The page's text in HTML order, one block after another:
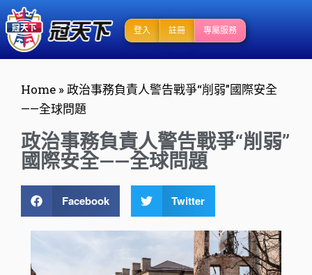
登入 註冊 專屬服務
Home »政治事務負責人警告戰爭“削弱”國際安全
——全球問題
政治事務負責人警告戰爭“削弱”
國際安全——全球問題
Facebook Twitter